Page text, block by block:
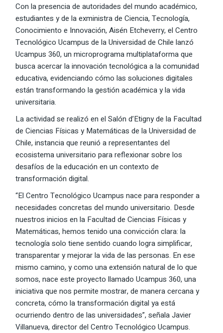
Con la presencia de autoridades del mundo académico,
estudiantes y de la exministra de Ciencia, Tecnología,
Conocimiento e Innovación, Aisén Etcheverry, el Centro
Tecnológico Ucampus de la Universidad de Chile lanzó
Ucampus 360, un microprograma multiplataforma que
busca acercar la innovación tecnológica a la comunidad
educativa, evidenciando cómo las soluciones digitales
están transformando la gestión académica y la vida
universitaria.
La actividad se realizó en el Salón d’Etigny de la Facultad
de Ciencias Físicas y Matemáticas de la Universidad de
Chile, instancia que reunió a representantes del
ecosistema universitario para reflexionar sobre los
desafíos de la educación en un contexto de
transformación digital.
“El Centro Tecnológico Ucampus nace para responder a
necesidades concretas del mundo universitario. Desde
nuestros inicios en la Facultad de Ciencias Físicas y
Matemáticas, hemos tenido una convicción clara: la
tecnología solo tiene sentido cuando logra simplificar,
transparentar y mejorar la vida de las personas. En ese
mismo camino, y como una extensión natural de lo que
somos, nace este proyecto llamado Ucampus 360, una
iniciativa que nos permite mostrar, de manera cercana y
concreta, cómo la transformación digital ya está
ocurriendo dentro de las universidades”, señala Javier
Villanueva, director del Centro Tecnológico Ucampus.